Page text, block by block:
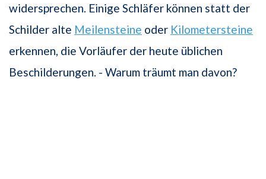
widersprechen. Einige Schläfer können statt der
Schilder alte Meilensteine oder Kilometersteine
erkennen, die Vorläufer der heute üblichen
Beschilderungen. - Warum träumt man davon?